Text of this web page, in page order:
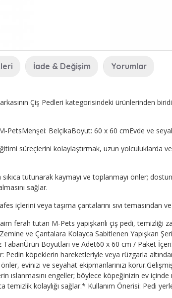
İade & Değişim Yorumlar
Çiş Pedleri kategorisindeki ürünlerinden
PetsMenşei: BelçikaBoyut: 60 x 60 cmEvde ve
süreçlerini kolaylaştırmak, uzun yolculuklarda
tutunarak kaymayı ve toplanmayı önler;
sağlar.
içlerini veya taşıma çantalarını sıvı temasından
ferah tutan M-Pets yapışkanlı çiş pedi,
ve Çantalara Kolayca Sabitlenen Yapışkan
TabanÜrün Boyutları ve Adet60 x 60 cm / Paket
Pedin köpeklerin hareketleriyle veya rüzgarla
evinizi ve seyahat ekipmanlarınızı
ıslanmasını engeller; böylece köpeğinizin ev
kolaylığı sağlar.* Kullanım Önerisi: Pedi